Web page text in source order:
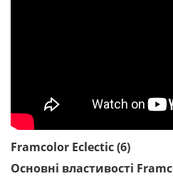
Framcolor Eclectic (6)
Основні властивості